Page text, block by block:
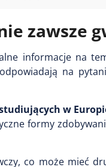
zawsze
informacje na
na
w
formy
co może mieć